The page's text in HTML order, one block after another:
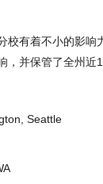
校有着不小的影响
，并保管了全州近
Seattle